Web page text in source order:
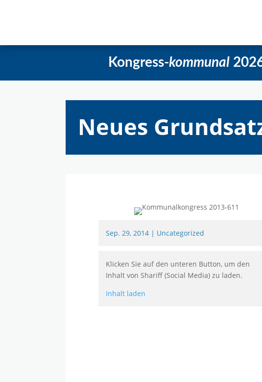
Kongress-kommunal
Neues
Sep. 29, 2014 | Uncategorized
Klicken Sie auf den unteren Button, um den
Inhalt von Shariff (Social Media) zu laden.
Inhalt laden